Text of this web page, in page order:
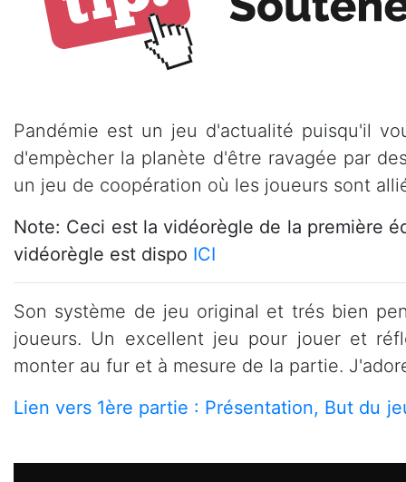
Pandémie est un jeu d'actualité puisqu'il
d'empècher la planète d'être ravagée par
un jeu de coopération où les joueurs sont
Note: Ceci est la vidéorègle de la première
vidéorègle est dispo ICI
Son système de jeu original et trés bien
joueurs. Un excellent jeu pour jouer et
monter au fur et à mesure de la partie.
Lien vers 1ère partie : Présentation, But du